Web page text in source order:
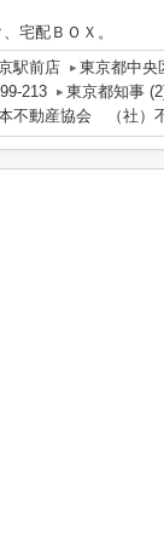
宅配ＢＯＸ。
駅前店
東京都中央
213
東京都知事
本不動産協会 （社）